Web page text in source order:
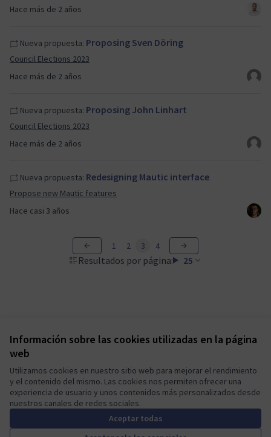
Información sobre las cookies utilizadas en la página
web
Utilizamos cookies en nuestro sitio web para mejorar el rendimiento
y el contenido del mismo. Las cookies nos permiten ofrecer una
experiencia de usuario y unos contenidos más personalizados desde
nuestros canales de redes sociales.
Aceptar todas
Hace más de 2 años
Hace más de 2 años
Nueva propuesta: Proposing Sven Döring
Council Elections 2023
Hace más de 2 años
Nueva propuesta: Proposing John Linhart
Council Elections 2023
Hace casi 3 años
Nueva propuesta: Redesigning Mautic interface
Propose new Mautic features
Resultados por página: 25
1 2 3 4
Términos y condiciones de uso
Configuración de cookies
Mautic Community Portal en X
(Enlace externo)
Mautic Community Portal en Facebook
(Enlace externo)
Mautic Community Portal en Instagram
(Enlace externo)
Mautic Community Portal en YouTube
(Enlace externo)
Mautic Community Portal en GitHub
(Enlace externo)
Castellano
Sprache wählenChoose languageEscolher idiomaElegir el idioma